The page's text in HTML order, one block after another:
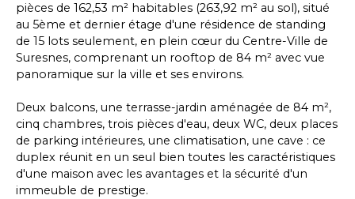
pièces de 162,53 m² habitables (263,92 m² au sol), situé
au 5ème et dernier étage d'une résidence de standing
de 15 lots seulement, en plein cœur du Centre-Ville de
Suresnes, comprenant un rooftop de 84 m² avec vue
panoramique sur la ville et ses environs.
Deux balcons, une terrasse-jardin aménagée de 84 m²,
cinq chambres, trois pièces d'eau, deux WC, deux places
de parking intérieures, une climatisation, une cave : ce
duplex réunit en un seul bien toutes les caractéristiques
d'une maison avec les avantages et la sécurité d'un
immeuble de prestige.